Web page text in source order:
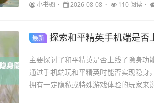
小书橱 2026-08-08 110 阅读
最新 探索和平精英手机端是否
主要探讨了和平精英是否上线了隐身功
通过手机端玩和平精英时能否实现隐身
拥有一定隐私或特殊游戏体验的玩家来